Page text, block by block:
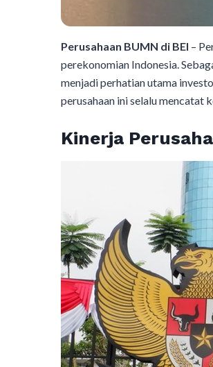
Perusahaan BUMN di BEI –
perekonomian Indonesia.
menjadi perhatian utama
perusahaan ini selalu mencatat
Kinerja